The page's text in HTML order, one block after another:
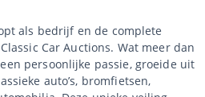
als bedrijf en de complete
Car Auctions. Wat meer dan
persoonlijke passie, groeide uit
auto’s, bromfietsen,